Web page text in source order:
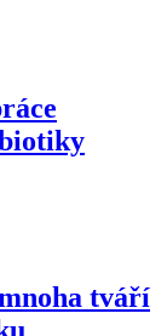
tváří